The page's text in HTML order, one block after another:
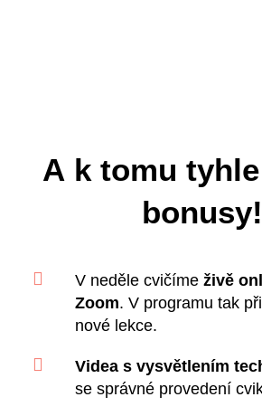
A k tomu
bonusy!
 V neděle cvičíme živě
Zoom. V programu tak
nové lekce.
 Videa s vysvětlením
se správné provedení